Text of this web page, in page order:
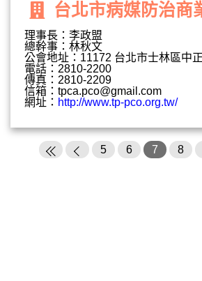
台北市病媒防治商
理事長：李政盟
總幹事：林秋文
公會地址：11172 台北市士林區中
電話：2810-2200
傳真：2810-2209
信箱： tpca.pco@gmail.com
網址： http://www.tp-pco.org.tw/
5 6 7 8